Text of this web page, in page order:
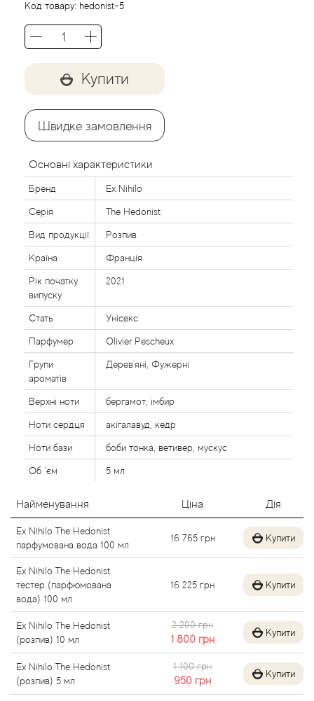
Код товару: hedonist-5
Купити
Швидке замовлення
Основні характеристики
Бренд Ex Nihilo
Серія The Hedonist
Вид продукції Розпив
Країна Франція
Рік початку
випуску
2021
Стать Унісекс
Парфумер Olivier Pescheux
Групи
ароматів
Дерев'яні, Фужерні
Верхні ноти бергамот, імбир
Ноти сердця акігалавуд, кедр
Ноти бази боби тонка, ветивер, мускус
Об `єм 5 мл
Найменування Ціна Дія
Ex Nihilo The Hedonist
парфумована вода 100 мл
16 765 грн Купити
Ex Nihilo The Hedonist
тестер (парфюмована
вода) 100 мл
16 225 грн Купити
Ex Nihilo The Hedonist
(розпив) 10 мл
2 200 грн
1 800 грн
Купити
Ex Nihilo The Hedonist
(розпив) 5 мл
1 100 грн
950 грн
Купити
Agent Provocateur
Agonist
Aj Arabia (Widian)
Al Haramain
Al Jazeera
Alaia Paris
Alexander McQueen
Alexandre Barthet
Alexandre J
Alfred Dunhill
Alyson Oldoini
Alyssa Ashley
American Crew
Amouage
Amouroud
Andre L'Arom
Angel Schlesser
Anima Mundi